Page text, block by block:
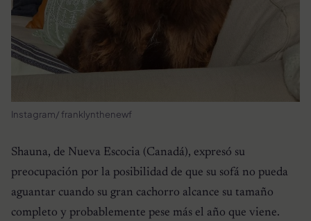
Instagram/ franklynthenewf
Shauna, de Nueva Escocia (Canadá), expresó su
preocupación por la posibilidad de que su sofá no pueda
aguantar cuando su gran cachorro alcance su tamaño
completo y probablemente pese más el año que viene.